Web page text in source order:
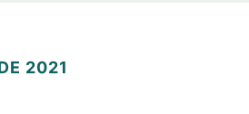
2021